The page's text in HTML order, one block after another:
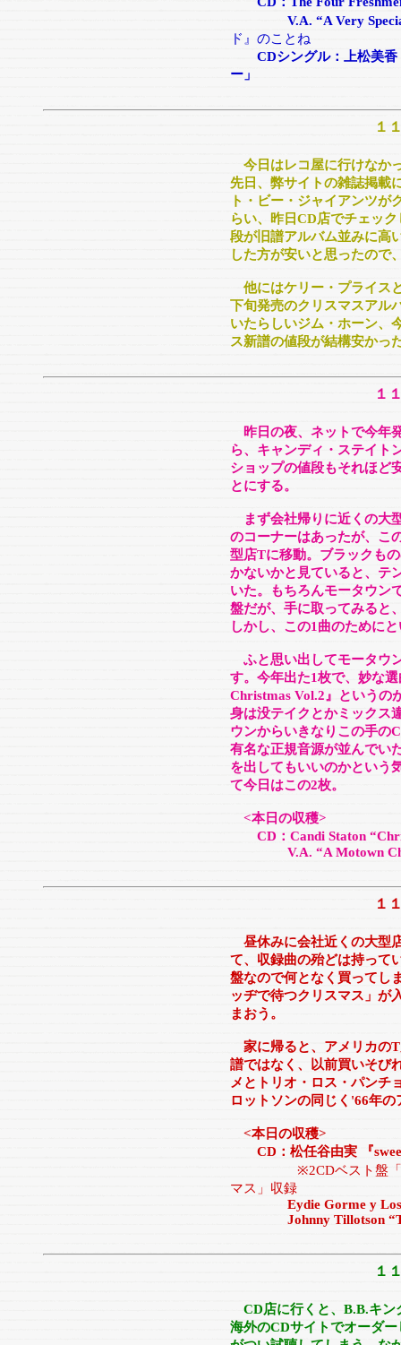
V.A. “A Very Special
ド』のことね
CDシングル：上松美香
ー」
１
今日はレコ屋に行けなか
先日、弊サイトの雑誌掲載
ト・ビー・ジャイアンツが
らい、昨日CD店でチェッ
段が旧譜アルバム並みに高
した方が安いと思ったので
他にはケリー・プライス
下旬発売のクリスマスアル
いたらしいジム・ホーン、
ス新譜の値段が結構安かっ
１
昨日の夜、ネットで今年
ら、キャンディ・ステイト
ショップの値段もそれほど
とにする。
まず会社帰りに近くの大
のコーナーはあったが、こ
型店Tに移動。ブラックも
かないかと見ていると、テ
いた。もちろんモータウン
盤だが、手に取ってみると
しかし、この1曲のために
ふと思い出してモータウ
す。今年出た1枚で、妙な
Christmas Vol.2』というの
身は没テイクとかミックス
ウンからいきなりこの手の
有名な正規音源が並んでい
を出してもいいのかという
て今日はこの2枚。
<本日の収穫>
CD：Candi Staton
V.A. “A Motown
１
昼休みに会社近くの大型
て、収録曲の殆どは持って
盤なので何となく買ってし
ッヂで待つクリスマス」が
まおう。
家に帰ると、アメリカの
譜ではなく、以前買いそび
メとトリオ・ロス・パンチ
ロットソンの同じく'66年の
<本日の収穫>
CD：松任谷由実 『
※2CDベスト盤
マス」収録
Eydie Gorme y Los
Johnny Tillotson “The
１
CD店に行くと、B.B.キ
海外のCDサイトでオーダ